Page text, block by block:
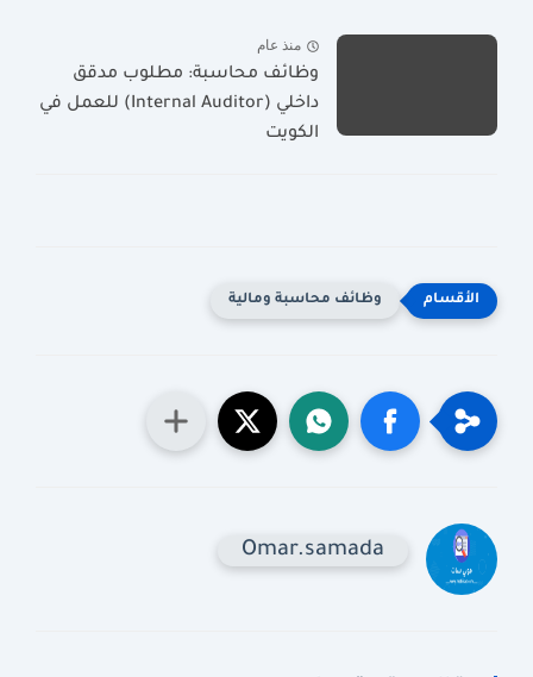
منذ عام
وظائف محاسبة: مطلوب مدقق
داخلي (Internal Auditor) للعمل في
الكويت
وظائف محاسبة ومالية
Omar.samada